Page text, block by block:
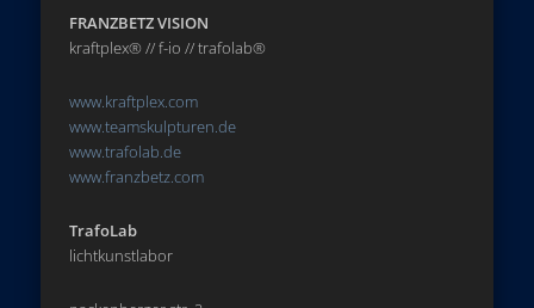
FRANZBETZ VISION
kraftplex® // f-io // trafolab®
www.kraftplex.com
www.teamskulpturen.de
www.trafolab.de
www.franzbetz.com
TrafoLab
lichtkunstlabor